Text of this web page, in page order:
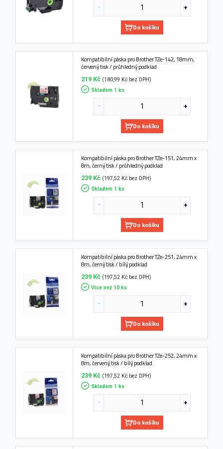
Do košíku
Kompatibilní páska pro Brother TZe-142, 18mm,
červený tisk / průhledný podklad
219 Kč (180,99 Kč bez DPH)
Skladem 1 ks
Do košíku
Kompatibilní páska pro Brother TZe-151, 24mm x
8m, černý tisk / průhledný podklad
239 Kč (197,52 Kč bez DPH)
Skladem 1 ks
Do košíku
Kompatibilní páska pro Brother TZe-251, 24mm x
8m, černý tisk / bílý podklad
239 Kč (197,52 Kč bez DPH)
Více než 10 ks
Do košíku
Kompatibilní páska pro Brother TZe-252, 24mm x
8m, červený tisk / bílý podklad
239 Kč (197,52 Kč bez DPH)
Skladem 1 ks
Do košíku